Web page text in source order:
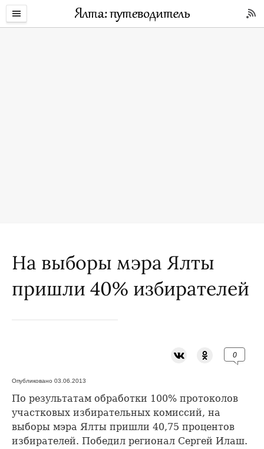
На выборы мэра Ялты
пришли 40% избирателей
0
Опубликовано 03.06.2013
По результатам обработки 100% протоколов
участковых избирательных комиссий, на
выборы мэра Ялты пришли 40,75 процентов
избирателей. Победил регионал Сергей Илаш.